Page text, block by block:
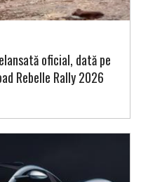
oficial, dată pe
Rebelle Rally 2026